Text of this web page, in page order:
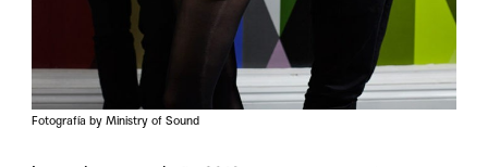
Fotografía by Ministry of Sound